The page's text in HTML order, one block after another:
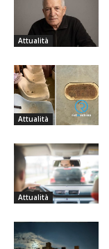
Attualità
Attualità
Attualità